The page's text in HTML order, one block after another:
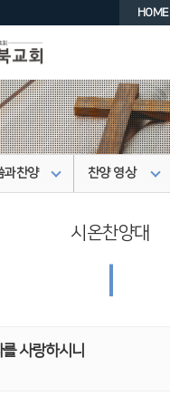
HOME
과찬양 찬양 영상
시온찬양대
사랑하시니